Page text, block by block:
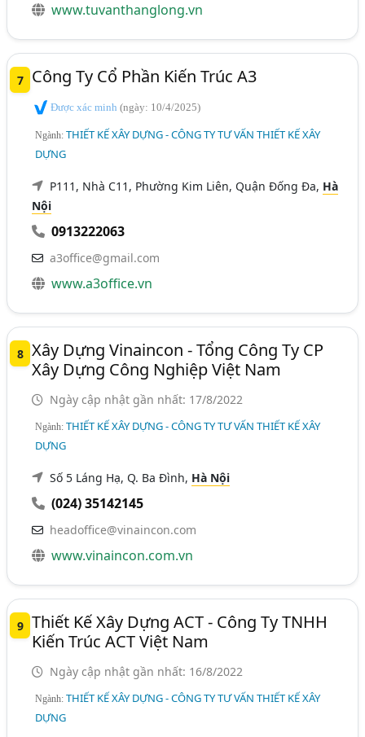
www.tuvanthanglong.vn
7 Công Ty Cổ Phần Kiến Trúc A3
Được xác minh(ngày: 10/4/2025)
Ngành:THIẾT KẾ XÂY DỰNG - CÔNG TY TƯ VẤN THIẾT KẾ XÂY
DỰNG
P111, Nhà C11, Phường Kim Liên, Quận Đống Đa, Hà
Nội
0913222063
a3office@gmail.com
www.a3office.vn
8 Xây Dựng Vinaincon - Tổng Công Ty CP
Xây Dựng Công Nghiệp Việt Nam
Ngày cập nhật gần nhất: 17/8/2022
Ngành:THIẾT KẾ XÂY DỰNG - CÔNG TY TƯ VẤN THIẾT KẾ XÂY
DỰNG
Số 5 Láng Hạ, Q. Ba Đình, Hà Nội
(024) 35142145
headoffice@vinaincon.com
www.vinaincon.com.vn
9 Thiết Kế Xây Dựng ACT - Công Ty TNHH
Kiến Trúc ACT Việt Nam
Ngày cập nhật gần nhất: 16/8/2022
Ngành:THIẾT KẾ XÂY DỰNG - CÔNG TY TƯ VẤN THIẾT KẾ XÂY
DỰNG